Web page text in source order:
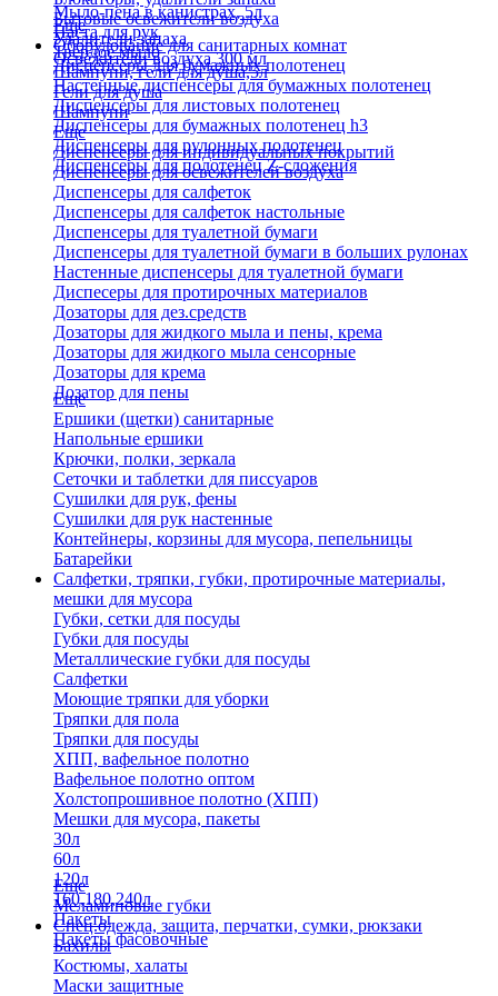
Мыло-пена в канистрах, 5л
Паста для рук
Твердое мыло
Шампуни, гели для душа,5л
Гели для душа
Шампуни
Бытовые освежители воздуха
Удалители запаха
Освежители воздуха 300 мл
Еще
Оборудование для санитарных комнат
Диспенсеры для бумажных полотенец
Настенные диспенсеры для бумажных полотенец
Диспенсеры для листовых полотенец
Диспенсеры для бумажных полотенец h3
Диспенсеры для рулонных полотенец
Диспенсеры для полотенец Z-сложения
Еще
Диспенсеры для индивидуальных покрытий
Диспенсеры для освежителей воздуха
Диспенсеры для салфеток
Диспенсеры для салфеток настольные
Диспенсеры для туалетной бумаги
Диспенсеры для туалетной бумаги в больших рулонах
Настенные диспенсеры для туалетной бумаги
Диспесеры для протирочных материалов
Дозаторы для дез.средств
Дозаторы для жидкого мыла и пены, крема
Дозаторы для жидкого мыла сенсорные
Дозаторы для крема
Дозатор для пены
Еще
Ершики (щетки) санитарные
Напольные ершики
Крючки, полки, зеркала
Сеточки и таблетки для писсуаров
Сушилки для рук, фены
Сушилки для рук настенные
Контейнеры, корзины для мусора, пепельницы
Батарейки
Салфетки, тряпки, губки, протирочные материалы,
мешки для мусора
Губки, сетки для посуды
Губки для посуды
Металлические губки для посуды
Салфетки
Моющие тряпки для уборки
Тряпки для пола
Тряпки для посуды
ХПП, вафельное полотно
Вафельное полотно оптом
Холстопрошивное полотно (ХПП)
Мешки для мусора, пакеты
30л
60л
120л
160,180,240л
Пакеты
Пакеты фасовочные
Еще
Меламиновые губки
Спец.одежда, защита, перчатки, сумки, рюкзаки
Бахилы
Костюмы, халаты
Маски защитные